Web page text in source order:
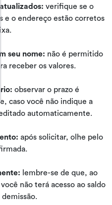
verifique se o
e o endereço estão corretos
seu nome: não é permitido
receber os valores.
observar o prazo é
caso você não indique a
automaticamente.
após solicitar, olhe pelo
lembre-se de que, ao
não terá acesso ao saldo